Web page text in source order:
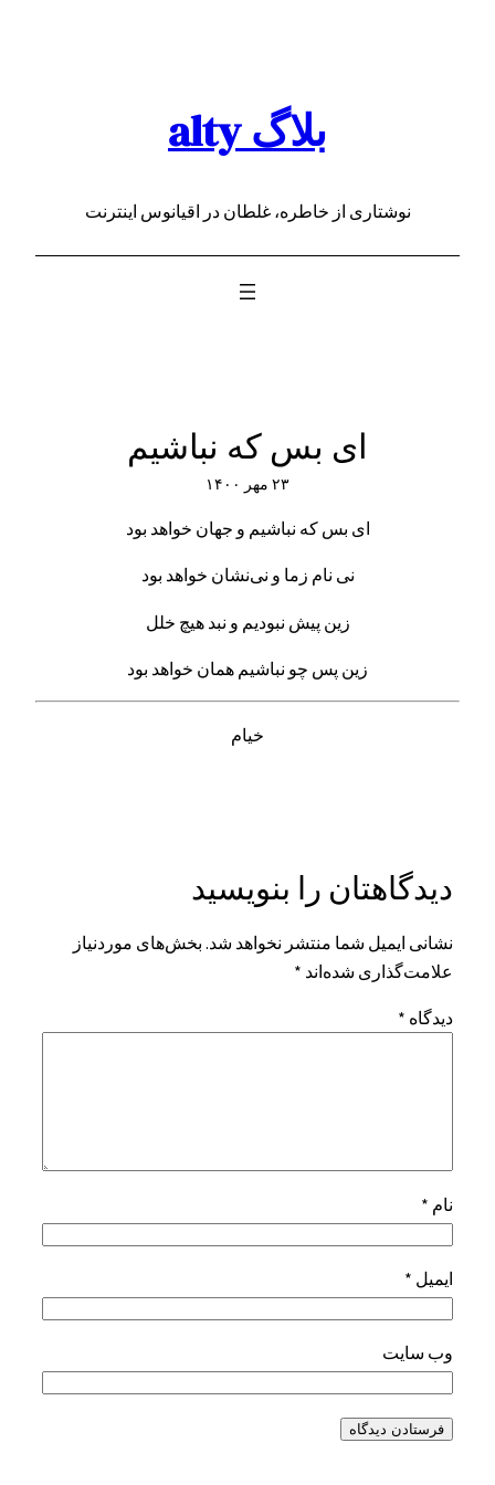
بلاگ alty
نوشتاری از خاطره، غلطان در اقیانوس اینترنت
ای بس که نباشیم
۲۳ مهر ۱۴۰۰
ای بس که نباشیم و جهان خواهد بود
نی نام زما و نی‌نشان خواهد بود
زین پیش نبودیم و نبد هیچ خلل
زین پس چو نباشیم همان خواهد بود
خیام
دیدگاهتان را بنویسید
نشانی ایمیل شما منتشر نخواهد شد. بخش‌های موردنیاز
علامت‌گذاری شده‌اند *
دیدگاه *
نام *
ایمیل *
وب‌ سایت